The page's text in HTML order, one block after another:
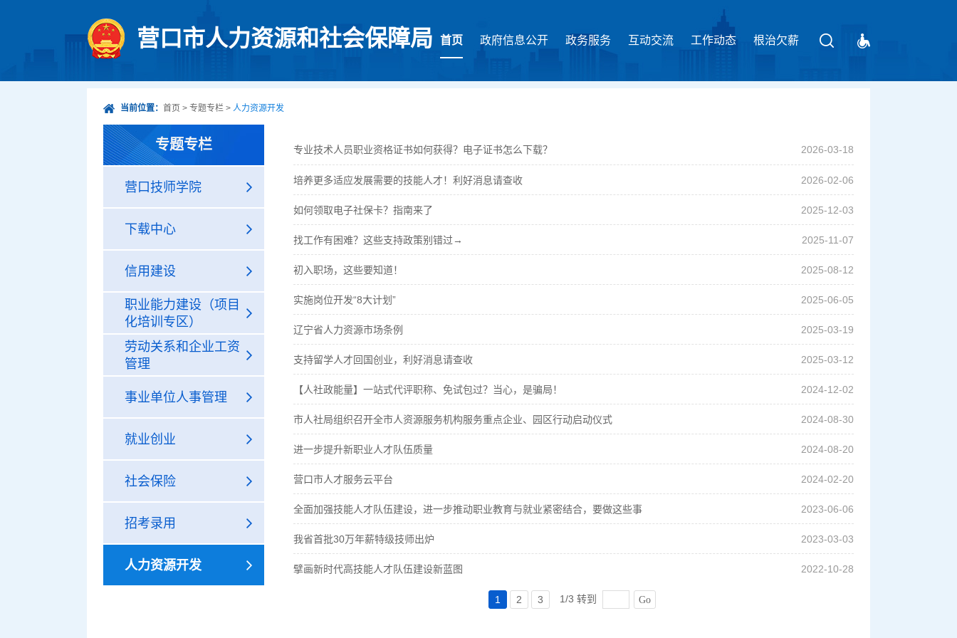
营口市人力资源和社会保障局 首页 政府信息公开 政务服务 互动交流 工作动态 根治欠薪
请输入关键字
当前位置： 首页 > 专题专栏 > 人力资源开发
专题专栏
营口技师学院
下载中心
信用建设
职业能力建设（项目
化培训专区）
劳动关系和企业工资
管理
事业单位人事管理
就业创业
社会保险
招考录用
人力资源开发
专业技术人员职业资格证书如何获得？电子证书怎么下载？ 2026-03-18
培养更多适应发展需要的技能人才！利好消息请查收 2026-02-06
如何领取电子社保卡？指南来了 2025-12-03
找工作有困难？这些支持政策别错过→ 2025-11-07
初入职场，这些要知道！ 2025-08-12
实施岗位开发“8大计划” 2025-06-05
辽宁省人力资源市场条例 2025-03-19
支持留学人才回国创业，利好消息请查收 2025-03-12
【人社政能量】一站式代评职称、免试包过？当心，是骗局！ 2024-12-02
市人社局组织召开全市人资源服务机构服务重点企业、园区行动启动仪式 2024-08-30
进一步提升新职业人才队伍质量 2024-08-20
营口市人才服务云平台 2024-02-20
全面加强技能人才队伍建设，进一步推动职业教育与就业紧密结合，要做这些事 2023-06-06
我省首批30万年薪特级技师出炉 2023-03-03
擘画新时代高技能人才队伍建设新蓝图 2022-10-28
1 2 3 1/3 转到 Go